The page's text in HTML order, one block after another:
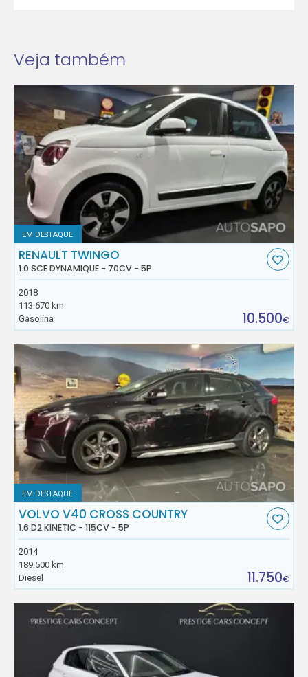
Veja também
EM DESTAQUE
RENAULT TWINGO
1.0 SCE DYNAMIQUE - 70CV - 5P
2018
113.670 km
Gasolina
10.500€
EM DESTAQUE
VOLVO V40 CROSS COUNTRY
1.6 D2 KINETIC - 115CV - 5P
2014
189.500 km
Diesel
11.750€